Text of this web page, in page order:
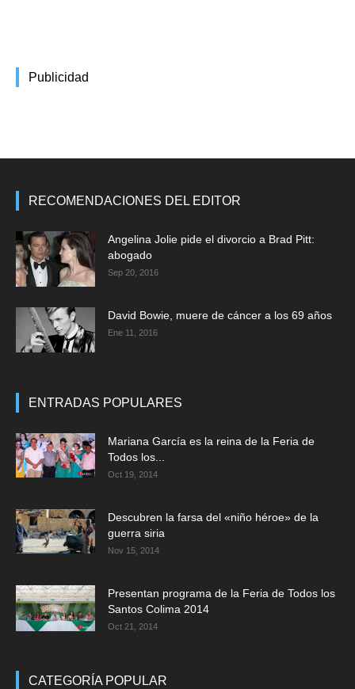
Publicidad
RECOMENDACIONES DEL EDITOR
Angelina Jolie pide el divorcio a Brad Pitt:
abogado
Sep 20, 2016
David Bowie, muere de cáncer a los 69 años
Ene 11, 2016
ENTRADAS POPULARES
Mariana García es la reina de la Feria de
Todos los...
Oct 19, 2014
Descubren la farsa del «niño héroe» de la
guerra siria
Nov 15, 2014
Presentan programa de la Feria de Todos los
Santos Colima 2014
Oct 21, 2014
CATEGORÍA POPULAR